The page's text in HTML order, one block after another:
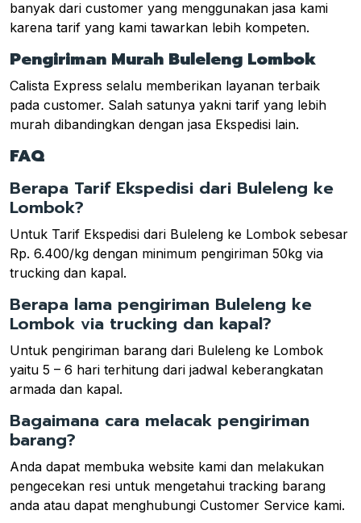
banyak dari customer yang menggunakan jasa kami
karena tarif yang kami tawarkan lebih kompeten.
Pengiriman Murah Buleleng Lombok
Calista Express selalu memberikan layanan terbaik
pada customer. Salah satunya yakni tarif yang lebih
murah dibandingkan dengan jasa Ekspedisi lain.
FAQ
Berapa Tarif Ekspedisi dari Buleleng ke
Lombok?
Untuk Tarif Ekspedisi dari Buleleng ke Lombok sebesar
Rp. 6.400/kg dengan minimum pengiriman 50kg via
trucking dan kapal.
Berapa lama pengiriman Buleleng ke
Lombok via trucking dan kapal?
Untuk pengiriman barang dari Buleleng ke Lombok
yaitu 5 – 6 hari terhitung dari jadwal keberangkatan
armada dan kapal.
Bagaimana cara melacak pengiriman
barang?
Anda dapat membuka website kami dan melakukan
pengecekan resi untuk mengetahui tracking barang
anda atau dapat menghubungi Customer Service kami.